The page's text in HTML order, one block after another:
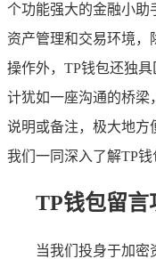
个功能强大的金融小助
资产管理和交易环境，
操作外，TP钱包还独
计犹如一座沟通的桥梁
说明或备注，极大地方
我们一同深入了解TP钱
TP钱包留言
当我们投身于加密